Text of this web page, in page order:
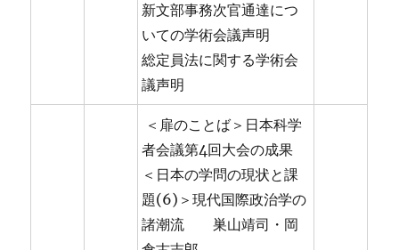
新文部事務次官通達につ
いての学術会議声明
総定員法に関する学術会
議声明
＜扉のことば＞日本科学
者会議第4回大会の成果
＜日本の学問の現状と課
題(6)＞現代国際政治学の
諸潮流 巣山靖司・岡